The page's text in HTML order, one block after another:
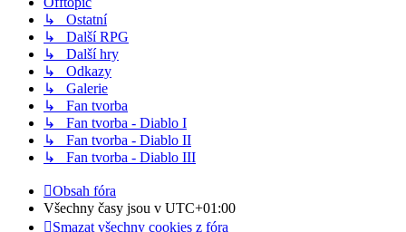
↳ Ostatní
↳ Další RPG
↳ Další hry
↳ Odkazy
↳ Galerie
↳ Fan tvorba
↳ Fan tvorba - Diablo I
↳ Fan tvorba - Diablo II
↳ Fan tvorba - Diablo III
Obsah fóra
Všechny časy jsou v UTC+01:00
Smazat všechny cookies z fóra